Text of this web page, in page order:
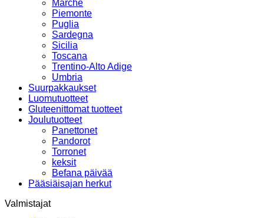
Marche
Piemonte
Puglia
Sardegna
Sicilia
Toscana
Trentino-Alto Adige
Umbria
Suurpakkaukset
Luomutuotteet
Gluteenittomat tuotteet
Joulutuotteet
Panettonet
Pandorot
Torronet
keksit
Befana päivää
Pääsiäisajan herkut
Valmistajat